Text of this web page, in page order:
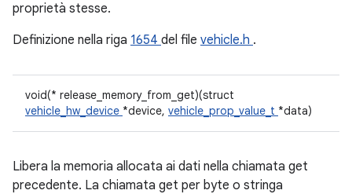
proprietà stesse.
Definizione nella riga 1654 del file vehicle.h .
void(* release_memory_from_get)(struct
vehicle_hw_device *device, vehicle_prop_value_t *data)
Libera la memoria allocata ai dati nella chiamata get
precedente. La chiamata get per byte o stringa